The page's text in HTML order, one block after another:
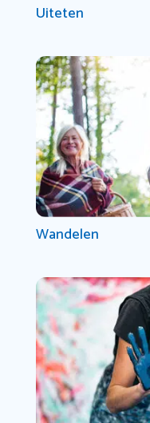
Uiteten
Wandelen